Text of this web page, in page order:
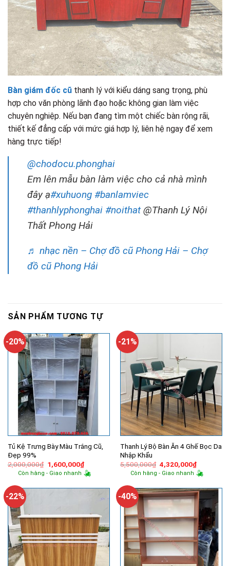
Bàn giám đốc cũ thanh lý với kiểu dáng sang trọng, phù
hợp cho văn phòng lãnh đạo hoặc không gian làm việc
chuyên nghiệp. Nếu bạn đang tìm một chiếc bàn rộng rãi,
thiết kế đẳng cấp với mức giá hợp lý, liên hệ ngay để xem
hàng trực tiếp!
@chodocu.phonghai
Em lên mẫu bàn làm việc cho cả nhà mình
đây ạ#xuhuong #banlamviec
#thanhlyphonghai #noithat @Thanh Lý Nội
Thất Phong Hải
♬ nhạc nền – Chợ đồ cũ Phong Hải – Chợ
đồ cũ Phong Hải
SẢN PHẨM TƯƠNG TỰ
-20%
Tủ Kệ Trưng Bày Màu Trắng Cũ,
Đẹp 99%
2,000,000₫ Giá
gốc
là:
1,600,000₫Giá
hiện
tại
1,600,000₫.
Còn hàng - Giao nhanh
-21%
Thanh Lý Bộ Bàn Ăn 4 Ghế Bọc Da
Nhập Khẩu
5,500,000₫ Giá
gốc
là:
4,320,000₫Giá
hiện
tại
Còn hàng - Giao nhanh
-22% -40%